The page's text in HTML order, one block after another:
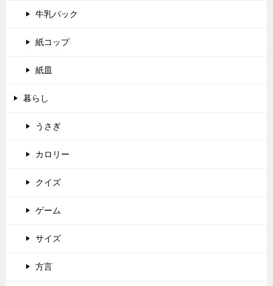
牛乳パック
紙コップ
紙皿
暮らし
うさぎ
カロリー
クイズ
ゲーム
サイズ
方言